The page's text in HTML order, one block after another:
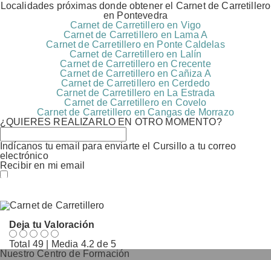
Localidades próximas donde obtener el Carnet de Carretillero
en Pontevedra
Carnet de Carretillero en Vigo
Carnet de Carretillero en Lama A
Carnet de Carretillero en Ponte Caldelas
Carnet de Carretillero en Lalín
Carnet de Carretillero en Crecente
Carnet de Carretillero en Cañiza A
Carnet de Carretillero en Cerdedo
Carnet de Carretillero en La Estrada
Carnet de Carretillero en Covelo
Carnet de Carretillero en Cangas de Morrazo
¿QUIERES REALIZARLO EN OTRO MOMENTO?
Indícanos tu email para enviarte el Cursillo a tu correo
electrónico
Recibir en mi email
Deja tu Valoración
Total 49 | Media 4.2 de 5
Nuestro Centro de Formación